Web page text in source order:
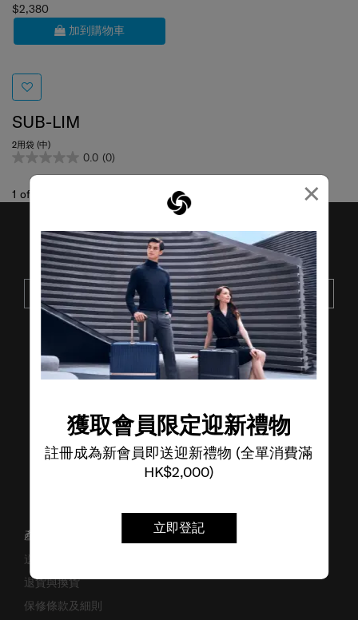
×
獲取會員限定迎新禮物
註冊成為新會員即送迎新禮物 (全單消費滿
HK$2,000)
立即登記
$2,380
加到購物車
SUB-LIM
2用袋 (中)
0.0 (0)
1 of
接收SAMSONITE的最新消息
提交
了解其他品牌
產品支援/常見問題
送貨安排
退貨與換貨
保修條款及細則